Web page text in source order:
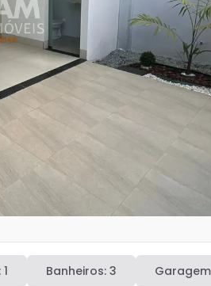
1 Banheiros: 3